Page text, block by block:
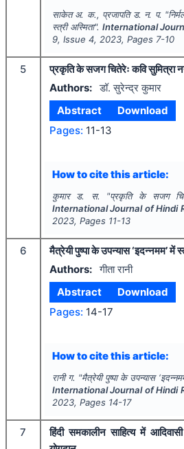
साकेत अ. क., प्रजापति ड. न. प. "
स्त्री अस्मिता". International
9, Issue 4, 2023, Pages 7-10
5
प्रकृति के सजग चितेरेः कवि सुमित्रा
Authors: डॉ. सुरेन्द्र कुमार
Abstract
Download
Pages: 11-13
How to cite this article:
कुमार ड. स. "प्रकृति के सजग
International Journal of Hindi
2023, Pages 11-13
6
मैत्रेयी पुष्पा के उपन्यास ‘इदन्नमम’ में
Authors: गीता रानी
Abstract
Download
Pages: 14-17
How to cite this article:
रानी ग. "मैत्रेयी पुष्पा के उपन्यास
International Journal of Hindi
2023, Pages 14-17
7
हिंदी समकालीन साहित्य में